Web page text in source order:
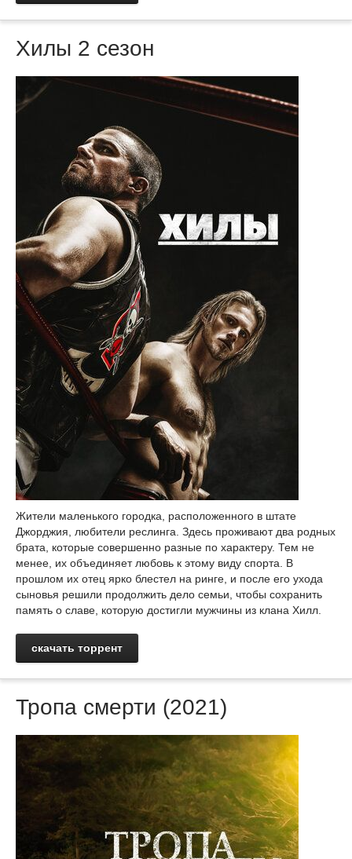
Хилы 2 сезон
Жители маленького городка, расположенного в штате
Джорджия, любители реслинга. Здесь проживают два родных
брата, которые совершенно разные по характеру. Тем не
менее, их объединяет любовь к этому виду спорта. В
прошлом их отец ярко блестел на ринге, и после его ухода
сыновья решили продолжить дело семьи, чтобы сохранить
память о славе, которую достигли мужчины из клана Хилл.
скачать торрент
Тропа смерти (2021)